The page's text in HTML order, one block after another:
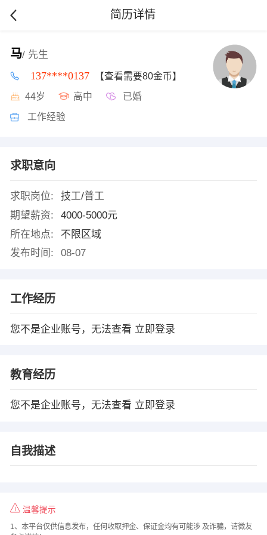
简历详情
马/ 先生
137****0137 【查看需要80金币】
44岁 高中 已婚
工作经验
求职意向
求职岗位:
技工/普工
期望薪资:
4000-5000元
所在地点:
不限区域
发布时间:
08-07
工作经历
您不是企业账号，无法查看 立即登录
教育经历
您不是企业账号，无法查看 立即登录
自我描述
温馨提示
1、本平台仅供信息发布，任何收取押金、保证金均有可能涉 及诈骗，请微友